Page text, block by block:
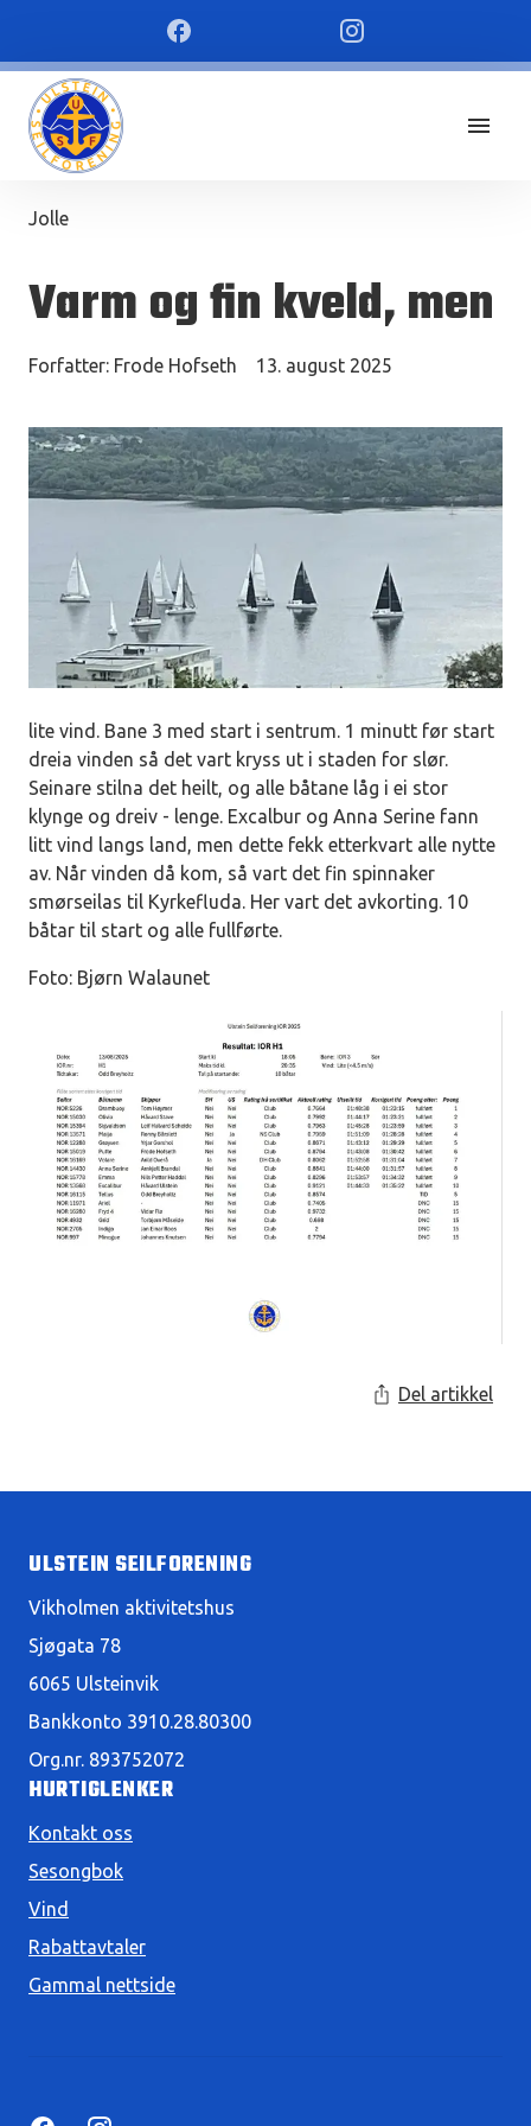
Jolle
Varm og fin kveld, men
Forfatter: Frode Hofseth 13. august 2025
lite vind. Bane 3 med start i sentrum. 1 minutt før start
dreia vinden så det vart kryss ut i staden for slør.
Seinare stilna det heilt, og alle båtane låg i ei stor
klynge og dreiv - lenge. Excalbur og Anna Serine fann
litt vind langs land, men dette fekk etterkvart alle nytte
av. Når vinden då kom, så vart det fin spinnaker
smørseilas til Kyrkefluda. Her vart det avkorting. 10
båtar til start og alle fullførte.
Foto: Bjørn Walaunet
Del artikkel
ULSTEIN SEILFORENING
Vikholmen aktivitetshus
Sjøgata 78
6065 Ulsteinvik
Bankkonto 3910.28.80300
Org.nr. 893752072
HURTIGLENKER
Kontakt oss
Sesongbok
Vind
Rabattavtaler
Gammal nettside